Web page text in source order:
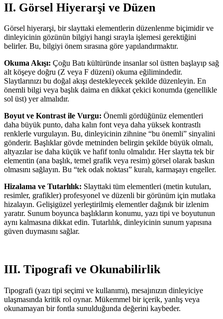
II. Görsel Hiyerarşi ve Düzen
Görsel hiyerarşi, bir slayttaki elementlerin düzenlenme biçimidir ve
dinleyicinin gözünün bilgiyi hangi sırayla işlemesi gerektiğini
belirler. Bu, bilgiyi önem sırasına göre yapılandırmaktır.
Okuma Akışı: Çoğu Batı kültüründe insanlar sol üstten başlayıp sağ
alt köşeye doğru (Z veya F düzeni) okuma eğilimindedir.
Slaytlarınızı bu doğal akışı destekleyecek şekilde düzenleyin. En
önemli bilgi veya başlık daima en dikkat çekici konumda (genellikle
sol üst) yer almalıdır.
Boyut ve Kontrast ile Vurgu: Önemli gördüğünüz elementleri
daha büyük punto, daha kalın font veya daha yüksek kontrastlı
renklerle vurgulayın. Bu, dinleyicinin zihnine “bu önemli” sinyalini
gönderir. Başlıklar gövde metninden belirgin şekilde büyük olmalı,
altyazılar ise daha küçük ve hafif tonlu olmalıdır. Her slaytta tek bir
elementin (ana başlık, temel grafik veya resim) görsel olarak baskın
olmasını sağlayın. Bu “tek odak noktası” kuralı, karmaşayı engeller.
Hizalama ve Tutarlılık: Slayttaki tüm elementleri (metin kutuları,
resimler, grafikler) profesyonel ve düzenli bir görünüm için mutlaka
hizalayın. Gelişigüzel yerleştirilmiş elementler dağınık bir izlenim
yaratır. Sunum boyunca başlıkların konumu, yazı tipi ve boyutunun
aynı kalmasına dikkat edin. Tutarlılık, dinleyicinin sunum yapısına
güven duymasını sağlar.
III. Tipografi ve Okunabilirlik
Tipografi (yazı tipi seçimi ve kullanımı), mesajınızın dinleyiciye
ulaşmasında kritik rol oynar. Mükemmel bir içerik, yanlış veya
okunamayan bir fontla sunulduğunda değerini kaybeder.